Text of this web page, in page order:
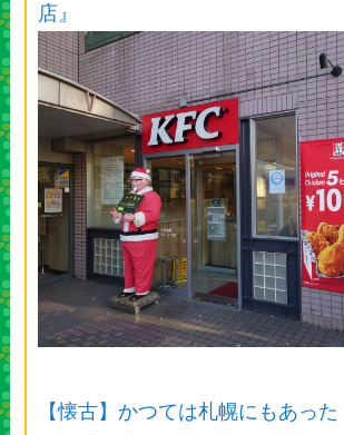
店』
【懐古】かつては札幌にもあっ